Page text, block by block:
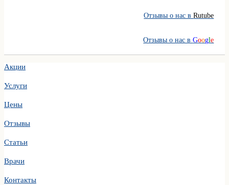
Отзывы о нас вRutube
Отзывы о нас вGoogle
Акции
Услуги
Цены
Отзывы
Статьи
Врачи
Контакты